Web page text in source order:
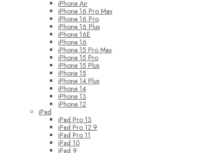
iPhone Air
iPhone 16 Pro Max
iPhone 16 Pro
iPhone 16 Plus
iPhone 16E
iPhone 16
iPhone 15 Pro Max
iPhone 15 Pro
iPhone 15 Plus
iPhone 15
iPhone 14 Plus
iPhone 14
iPhone 13
iPhone 12
iPad
iPad Pro 13
iPad Pro 12.9
iPad Pro 11
iPad 10
iPad 9